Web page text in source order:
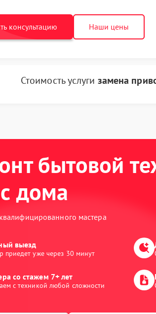
консультацию Наши цены
Стоимость услуги замена
бытовой
дома
мастера
выезд
приедет уже через 30 минут
со стажем 7+ лет
с техникой любой сложности